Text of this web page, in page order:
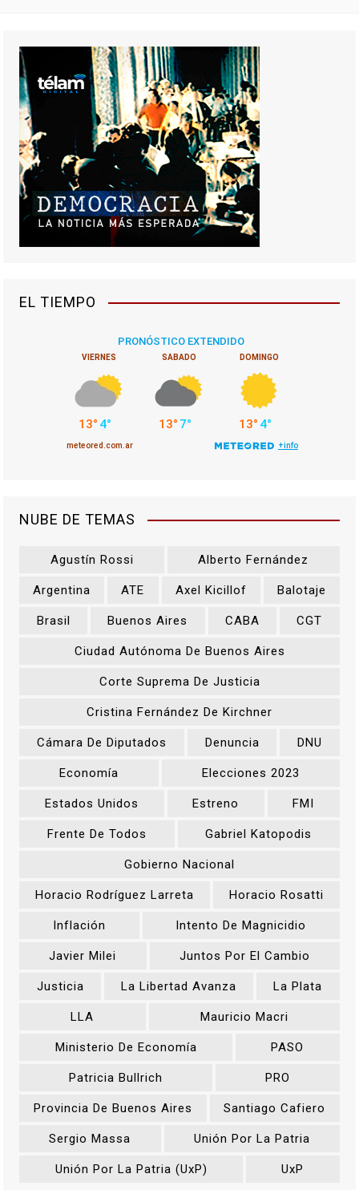
EL TIEMPO
NUBE DE TEMAS
Agustín Rossi Alberto Fernández
Argentina ATE Axel Kicillof Balotaje
Brasil Buenos Aires CABA CGT
Ciudad Autónoma De Buenos Aires
Corte Suprema De Justicia
Cristina Fernández De Kirchner
Cámara De Diputados Denuncia DNU
Economía Elecciones 2023
Estados Unidos Estreno FMI
Frente De Todos Gabriel Katopodis
Gobierno Nacional
Horacio Rodríguez Larreta Horacio Rosatti
Inflación Intento De Magnicidio
Javier Milei Juntos Por El Cambio
Justicia La Libertad Avanza La Plata
LLA Mauricio Macri
Ministerio De Economía PASO
Patricia Bullrich PRO
Provincia De Buenos Aires Santiago Cafiero
Sergio Massa Unión Por La Patria
Unión Por La Patria (UxP) UxP